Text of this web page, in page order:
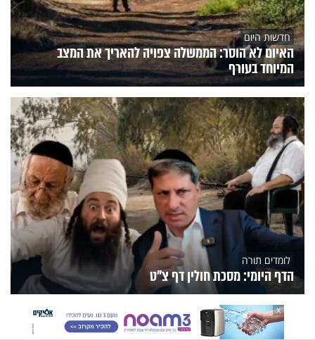
חדשות היום
האיום לא הוסר: הממשלה צפויה להאריך את המצב
המיוחד בעורף
לומדים תורה
הדף היומי: מסכת חולין דף צ"ט
הנצפיםפעילות הידברותתוכניות הערוץ X